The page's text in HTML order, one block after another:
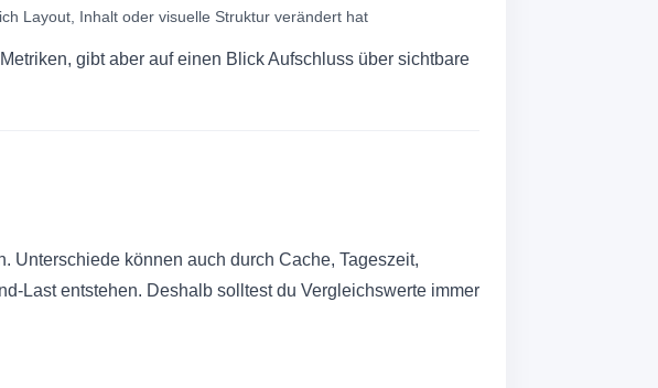
Layout, Inhalt oder visuelle Struktur verändert hat
gibt aber auf einen Blick Aufschluss über sichtbare
Unterschiede können auch durch Cache, Tageszeit,
Last entstehen. Deshalb solltest du Vergleichswerte immer